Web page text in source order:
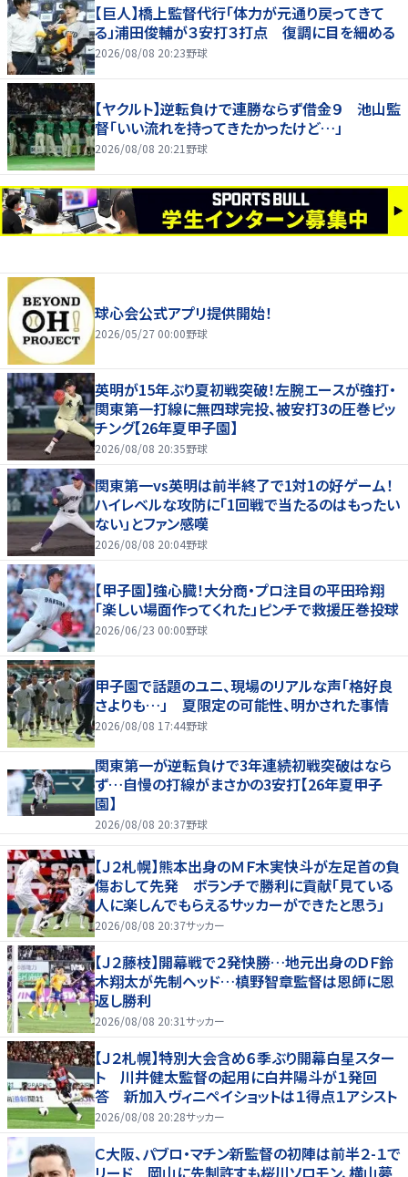
【巨人】橋上監督代行「体力が元通り戻ってきて
る」浦田俊輔が３安打３打点 復調に目を細める
2026/08/08 20:23野球
【ヤクルト】逆転負けで連勝ならず借金９ 池山監
督「いい流れを持ってきたかったけど…」
2026/08/08 20:21 野球
球心会公式アプリ提供開始！
2026/05/27 00:00野球
英明が15年ぶり夏初戦突破！左腕エースが強打・
関東第一打線に無四球完投、被安打3の圧巻ピッ
チング【26年夏甲子園】
2026/08/08 20:35野球
関東第一vs英明は前半終了で1対1の好ゲーム！
ハイレベルな攻防に「1回戦で当たるのはもったい
ない」とファン感嘆
2026/08/08 20:04野球
【甲子園】強心臓！大分商・プロ注目の平田玲翔
「楽しい場面作ってくれた」ピンチで救援圧巻投球
2026/06/23 00:00野球
甲子園で話題のユニ、現場のリアルな声「格好良
さよりも…」 夏限定の可能性、明かされた事情
2026/08/08 17:44野球
関東第一が逆転負けで3年連続初戦突破はなら
ず…自慢の打線がまさかの3安打【26年夏甲子
園】
2026/08/08 20:37野球
【Ｊ２札幌】熊本出身のＭＦ木実快斗が左足首の負
傷おして先発 ボランチで勝利に貢献「見ている
人に楽しんでもらえるサッカーができたと思う」
2026/08/08 20:37サッカー
【Ｊ２藤枝】開幕戦で２発快勝…地元出身のＤＦ鈴
木翔太が先制ヘッド…槙野智章監督は恩師に恩
返し勝利
2026/08/08 20:31サッカー
【Ｊ２札幌】特別大会含め６季ぶり開幕白星スター
ト 川井健太監督の起用に白井陽斗が１発回
答 新加入ヴィニペイショットは１得点１アシスト
2026/08/08 20:28サッカー
Ｃ大阪、パブロ・マチン新監督の初陣は前半２-１で
リード 岡山に先制許すも桜川ソロモン、横山夢